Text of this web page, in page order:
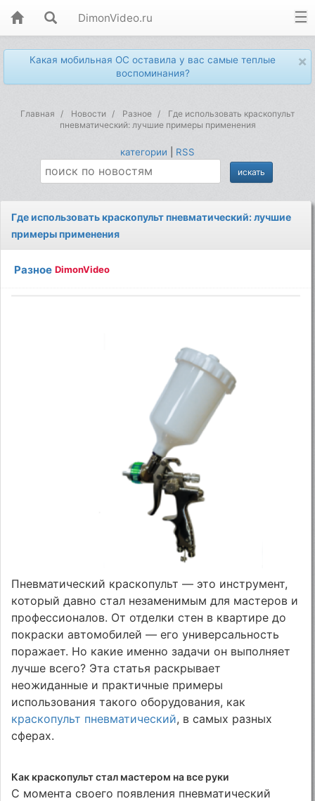
DimonVideo.ru
×
Какая мобильная ОС оставила у вас самые теплые
воспоминания?
Главная Новости Разное
Где использовать краскопульт
пневматический: лучшие примеры применения
категории RSS
Где использовать краскопульт пневматический: лучшие
примеры применения
Разное DimonVideo
Пневматический краскопульт — это инструмент,
который давно стал незаменимым для мастеров и
профессионалов. От отделки стен в квартире до
покраски автомобилей — его универсальность
поражает. Но какие именно задачи он выполняет
лучше всего? Эта статья раскрывает
неожиданные и практичные примеры
использования такого оборудования, как
краскопульт пневматический, в самых разных
сферах.
Как краскопульт стал мастером на все руки
С момента своего появления пневматический